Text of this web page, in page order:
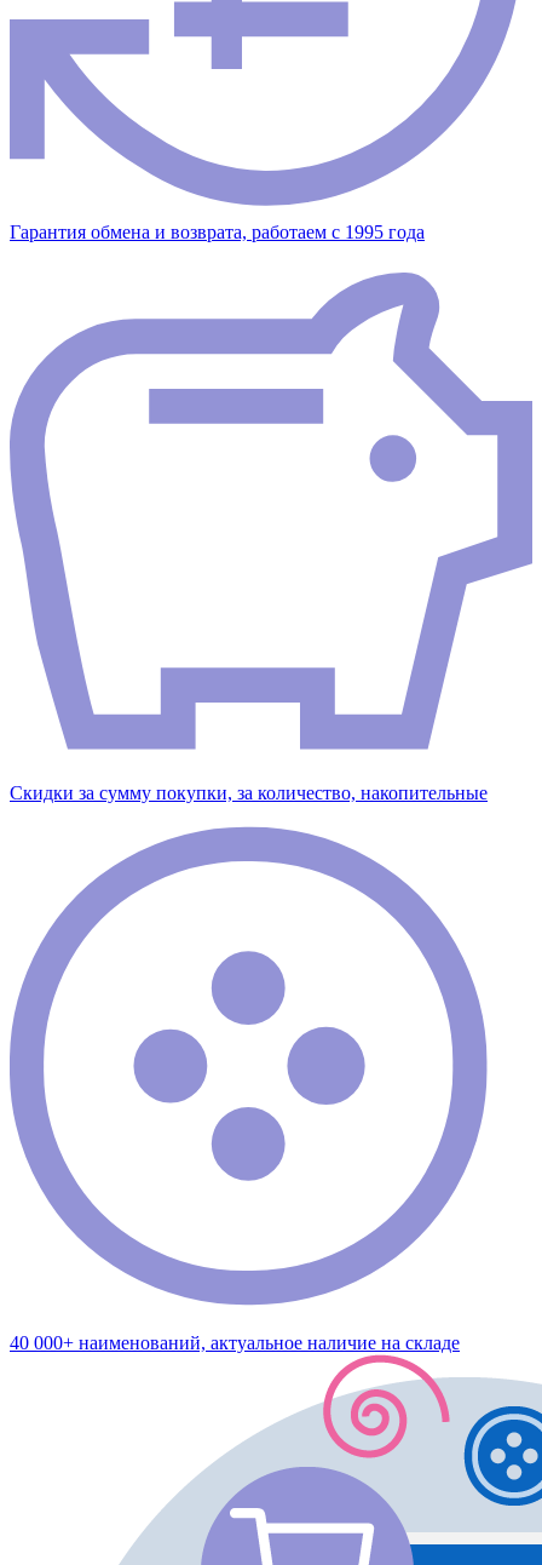
Гарантия обмена и возврата, работаем с 1995 года
Скидки за сумму покупки, за количество, накопительные
40 000+ наименований, актуальное наличие на складе